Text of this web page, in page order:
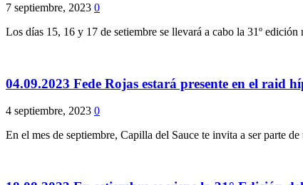
7 septiembre, 2023 0
Los días 15, 16 y 17 de setiembre se llevará a cabo la 31º
04.09.2023 Fede Rojas estará presente en el raid
4 septiembre, 2023 0
En el mes de septiembre, Capilla del Sauce te invita a ser parte